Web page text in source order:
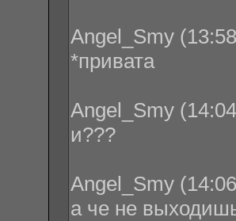
Angel_Smy
*привата
Angel_Smy
и???
Angel_Smy
а че не